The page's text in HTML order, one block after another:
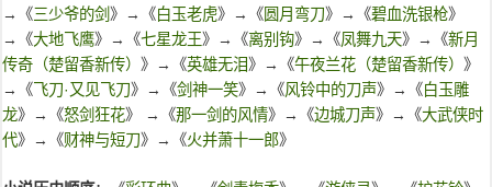
→《三少爷的剑 》→《白玉老虎》→《 圆月弯刀》→《碧血洗银枪》
→《大地飞鹰》→《七星龙王》→《离别钩》→《凤舞九天》→《新月
传奇（楚留香新传） 》→《英雄无泪》→《午夜兰花（楚留香新传） 》
→《飞刀·又见飞刀》→《剑神一笑》→《风铃中的刀声》→《白玉雕
龙》→《怒剑狂花》 →《那一剑的风情》→《边城刀声》→《大武侠时
代》→《财神与短刀》→《火并萧十一郎》